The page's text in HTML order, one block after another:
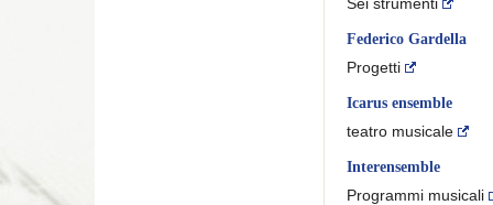
Sei strumenti
Federico Gardella
Progetti
Icarus ensemble
teatro musicale
Interensemble
Programmi musicali